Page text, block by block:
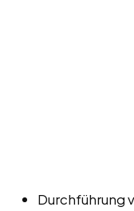
Durchführung